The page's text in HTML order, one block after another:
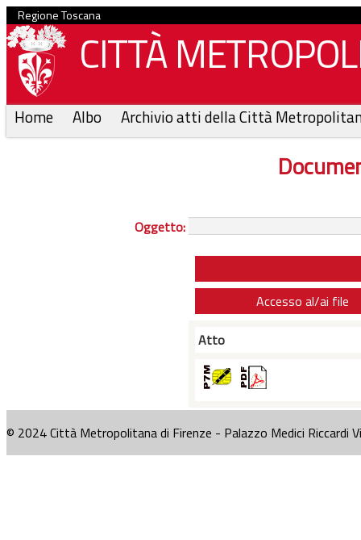
Regione Toscana
CITTÀ
Home Albo Archivio atti della Città
Oggetto:
Accesso al/ai file
Atto
© 2024 Città Metropolitana di Firenze - Palazzo Medici Riccardi